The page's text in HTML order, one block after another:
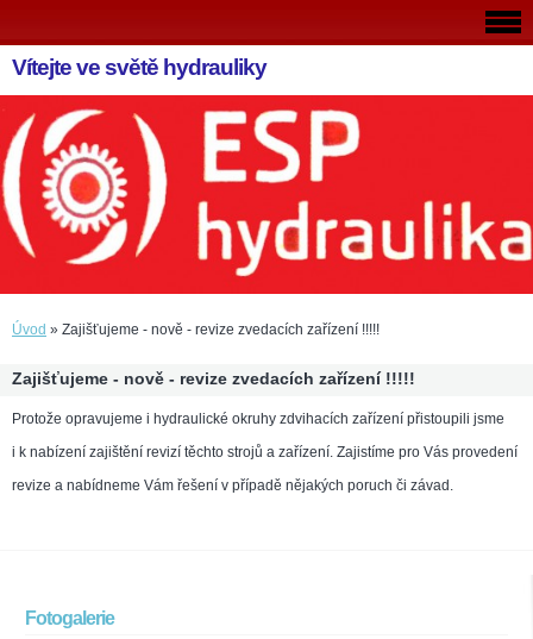
Vítejte ve světě hydrauliky
Úvod » Zajišťujeme - nově - revize zvedacích zařízení !!!!!
Zajišťujeme - nově - revize zvedacích zařízení !!!!!
Protože opravujeme i hydraulické okruhy zdvihacích zařízení přistoupili jsme
i k nabízení zajištění revizí těchto strojů a zařízení. Zajistíme pro Vás provedení
revize a nabídneme Vám řešení v případě nějakých poruch či závad.
Fotogalerie